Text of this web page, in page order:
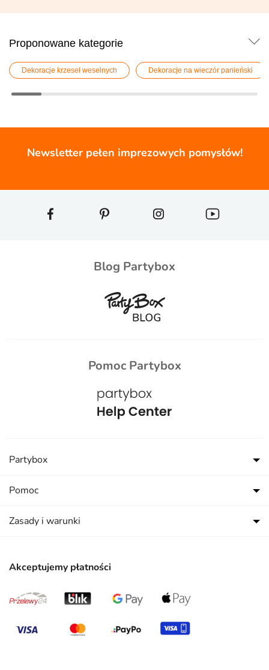
Proponowane kategorie
Dekoracje krzeseł weselnych Dekoracje na wieczór panieński
Newsletter pełen imprezowych pomysłów!
Blog Partybox
Pomoc Partybox
Akceptujemy płatności
Partybox
Pomoc
Zasady i warunki